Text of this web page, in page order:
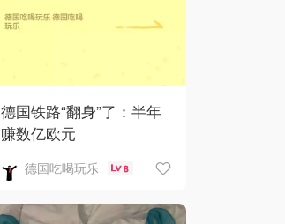
德国铁路“翻身”了：半年
赚数亿欧元
德国吃喝玩乐 8